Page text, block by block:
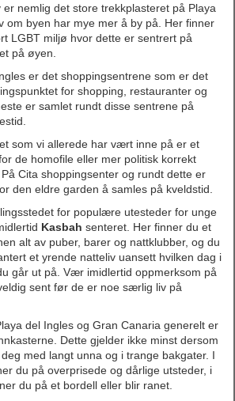
er nemlig det store trekkplasteret på Playa
om byen har mye mer å by på. Her finner
LGBT miljø hvor dette er sentrert på
på øyen.
er det shoppingsentrene som er det
for shopping, restauranter og
er samlet rundt disse sentrene på
som vi allerede har vært inne på er et
de homofile eller mer politisk korrekt
Cita shoppingsenter og rundt dette er
den eldre garden å samles på kveldstid.
for populære utesteder for unge
Kasbah senteret. Her finner du et
alt av puber, barer og nattklubber, og du
et yrende natteliv uansett hvilken dag i
går ut på. Vær imidlertid oppmerksom på
sent før de er noe særlig liv på
del Ingles og Gran Canaria generelt er
Dette gjelder ikke minst dersom
med langt unna og i trange bakgater. I
du på overprisede og dårlige utsteder, i
du på et bordell eller blir ranet.